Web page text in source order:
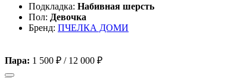
Подкладка: Набивная шерсть
Пол: Девочка
Бренд: ПЧЕЛКА ДОМИ
Пара: 1 500 ₽ / 12 000 ₽